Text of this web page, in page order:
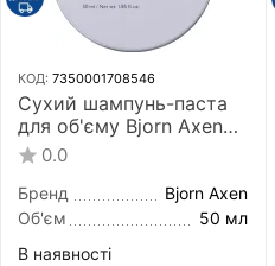
КОД: 7350001708546
Сухий шампунь-паста
для об'єму Bjorn Axen
Volumizing Dry Shampoo
Paste 50 мл
0.0
Бренд
Bjorn Axen
Об'єм
50 мл
В наявності